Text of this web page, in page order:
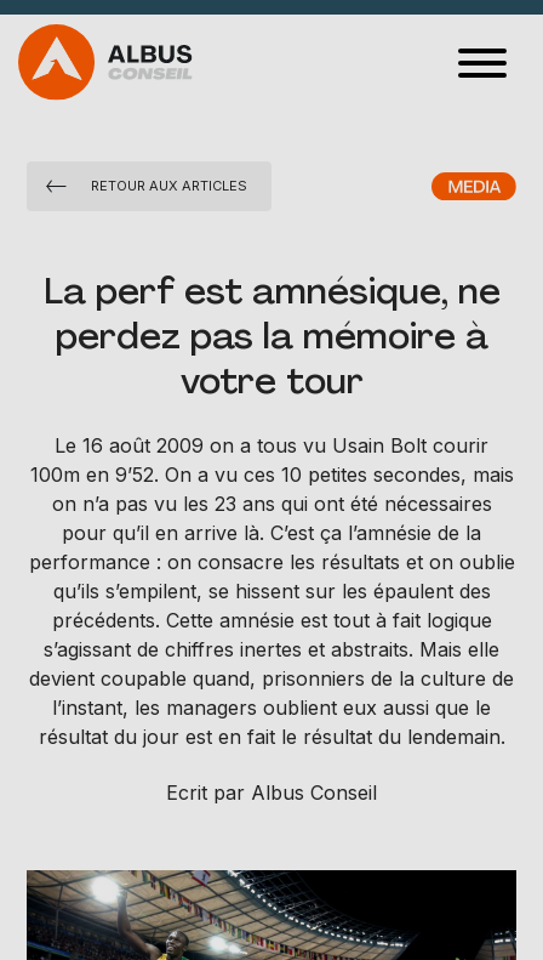
SPORT ET
MANAGEMENT
ALBUS MÉDIA
CONTACT
RETOUR AUX ARTICLES
La perf est amnésique, ne
perdez pas la mémoire à
votre tour
Le 16 août 2009 on a tous vu Usain Bolt courir
100m en 9’52. On a vu ces 10 petites secondes, mais
on n’a pas vu les 23 ans qui ont été nécessaires
pour qu’il en arrive là. C’est ça l’amnésie de la
performance : on consacre les résultats et on oublie
qu’ils s’empilent, se hissent sur les épaulent des
précédents. Cette amnésie est tout à fait logique
s’agissant de chiffres inertes et abstraits. Mais elle
devient coupable quand, prisonniers de la culture de
l’instant, les managers oublient eux aussi que le
résultat du jour est en fait le résultat du lendemain.
Ecrit par Albus Conseil